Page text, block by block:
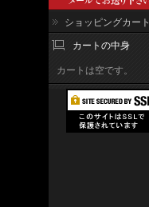
ショッピングカート
カートの中身
カートは空です。